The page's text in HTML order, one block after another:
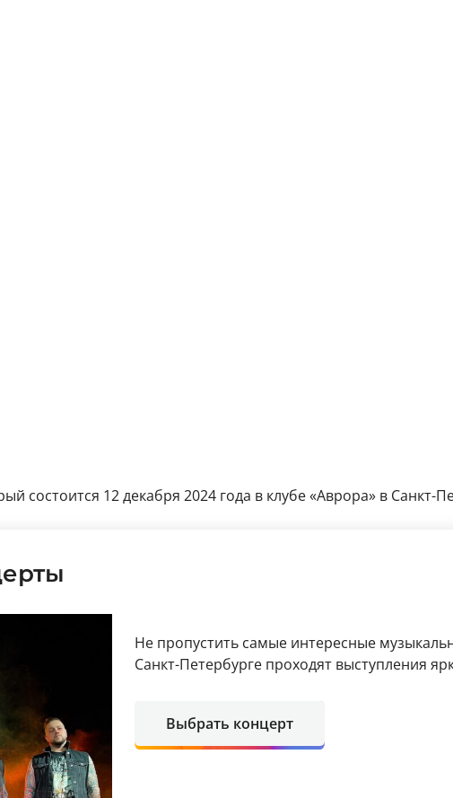
состоится 12 декабря 2024 года в клубе «Аврора» в Санкт-
Не пропустить самые интересные
Санкт-Петербурге проходят выступления
Выбрать концерт